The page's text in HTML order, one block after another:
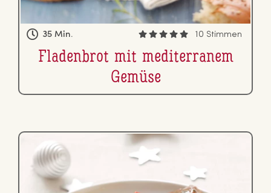
35 Min. 10 Stimmen
Fla­den­brot mit me­di­ter­ra­nem
Gemüse